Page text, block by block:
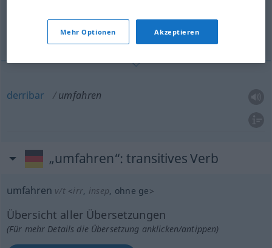
derribar umfahren
„umfahren“: transitives Verb
umfahren v/t <irr, insep, ohne ge>
Übersicht aller Übersetzungen
(Für mehr Details die Übersetzung anklicken/antippen)
Mehr Optionen Akzeptieren